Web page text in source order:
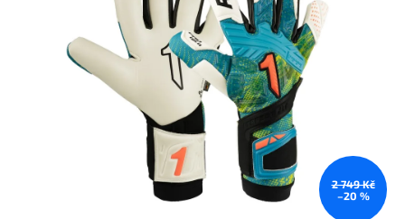
hvězdiček.
2 749 Kč
–20 %